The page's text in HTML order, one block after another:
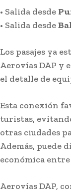
• Salida desde
• Salida desde
Los pasajes ya
Aerovías DAP y
el detalle de
Esta conexión
turistas,
otras ciudades
Además, puede
económica
Aerovías DAP,